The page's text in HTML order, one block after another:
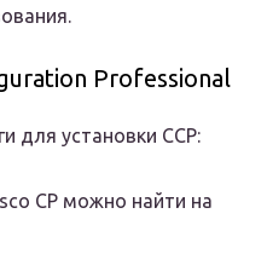
Professional
для установки CCP:
CP можно найти на